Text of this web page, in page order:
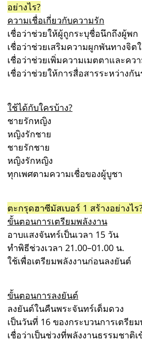
อย่างไร?
ความเชื่อเกี่ยวกับความรัก
เชื่อว่าช่วยให้ผู้ถูกระบุชื่อนึกถึงผู้พก
เชื่อว่าช่วยเสริมความผูกพันทางจิต
เชื่อว่าช่วยเพิ่มความเมตตาและคว
เชื่อว่าช่วยให้การสื่อสารระหว่างกั
ใช้ได้กับใครบ้าง?
ชายรักหญิง
หญิงรักชาย
ชายรักชาย
หญิงรักหญิง
ทุกเพศตามความเชื่อของผู้บูชา
ตะกรุดฮาซีมัสเบอร์ 1 สร้างอย่างไร
ขั้นตอนการเตรียมพลังงาน
อาบแสงจันทร์เป็นเวลา 15 วัน
ทำพิธีช่วงเวลา 21.00–01.00 น.
ใช้เพื่อเตรียมพลังงานก่อนลงยันต์
ขั้นตอนการลงยันต์
ลงยันต์ในคืนพระจันทร์เต็มดวง
เป็นวันที่ 16 ของกระบวนการเตรีย
เชื่อว่าเป็นช่วงที่พลังงานธรรมชาติ